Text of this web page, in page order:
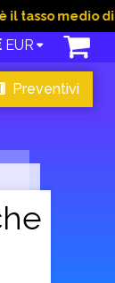
di
EUR
Preventivi